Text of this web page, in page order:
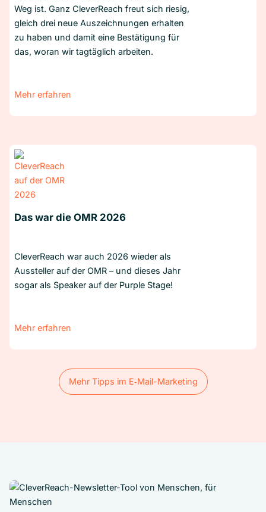
Weg ist. Ganz CleverReach freut sich riesig,
gleich drei neue Auszeichnungen erhalten
zu haben und damit eine Bestätigung für
das, woran wir tagtäglich arbeiten.
Mehr erfahren
Das war die OMR 2026
CleverReach war auch 2026 wieder als
Aussteller auf der OMR – und dieses Jahr
sogar als Speaker auf der Purple Stage!
Mehr erfahren
Mehr Tipps im E‑Mail-Marketing
Mehr Tipps im E‑Mail-Marketing